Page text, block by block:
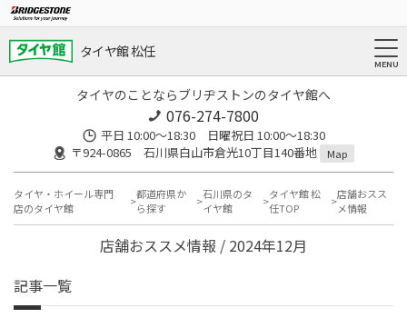
タイヤ館 松任
タイヤのことならブリヂストンのタイヤ館へ
076-274-7800
平日 10:00～18:30 日曜祝日 10:00～18:30
〒924-0865 石川県白山市倉光10丁目140番地
Map
タイヤ・ホイール専門
店のタイヤ館
都道府県か
ら探す
石川県のタ
イヤ館
タイヤ館 松
任TOP
店舗おスス
メ情報
店舗おススメ情報 / 2024年12月
記事一覧